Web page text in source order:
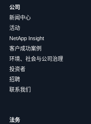
公司
新闻中心
活动
NetApp Insight
客户成功案例
环境、社会与公司治理
投资者
招聘
联系我们
法务